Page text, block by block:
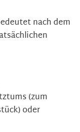
nach dem
(zum
oder